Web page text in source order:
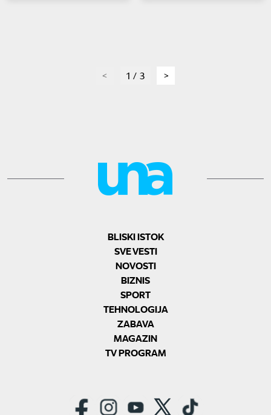
page1 / 3 page
BLISKI ISTOK
SVE VESTI
NOVOSTI
BIZNIS
SPORT
TEHNOLOGIJA
ZABAVA
MAGAZIN
TV PROGRAM